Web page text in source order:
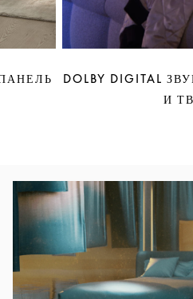
DOLBY DIGITAL
И ТВ
Изображение события